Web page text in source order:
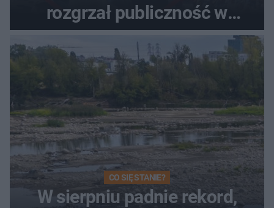
rozgrzał publiczność w
Toruniu
CO SIĘ STANIE?
W sierpniu padnie rekord,